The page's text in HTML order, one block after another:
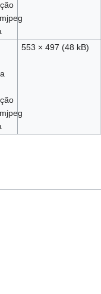
553 × 497 (48 kB)